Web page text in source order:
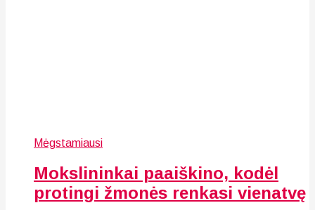
Mėgstamiausi
Mokslininkai paaiškino, kodėl
protingi žmonės renkasi vienatvę